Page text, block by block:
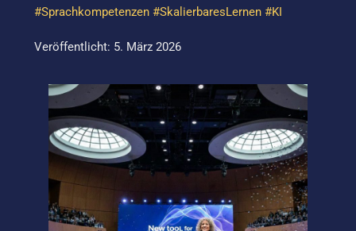
#Sprachkompetenzen #SkalierbaresLernen #KI
Veröffentlicht: 5. März 2026